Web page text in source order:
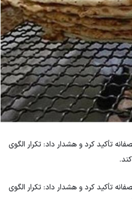
تأکید کرد و هشدار داد: تکرار الگوی
تأکید کرد و هشدار داد: تکرار الگوی